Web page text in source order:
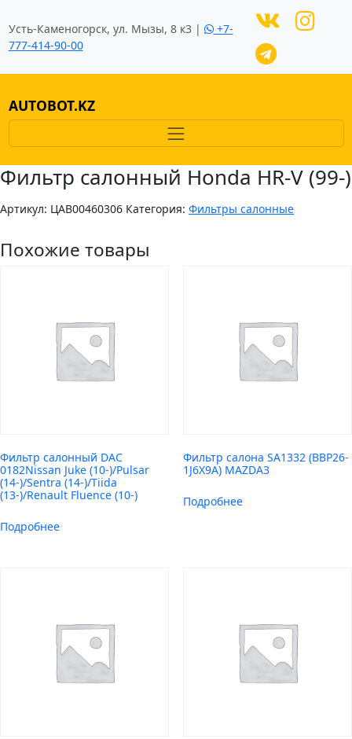
Усть-Каменогорск, ул. Мызы, 8 к3 |
+7-
777-414-90-00
AUTOBOT.KZ
Фильтр салонный Honda HR-V (99-)
Артикул: ЦAB00460306 Категория: Фильтры салонные
Похожие товары
Фильтр салонный DAC
0182Nissan Juke (10-)/Pulsar
(14-)/Sentra (14-)/Tiida
(13-)/Renault Fluence (10-)
Подробнее
Фильтр салона SA1332 (BBP26-
1J6X9A) MAZDA3
Подробнее